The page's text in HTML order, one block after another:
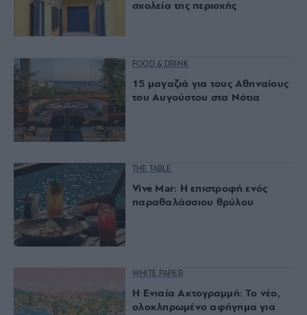
σχολεία της περιοχής
FOOD & DRINK
15 μαγαζιά για τους Αθηναίους
του Αυγούστου στα Νότια
THE TABLE
Vive Mar: Η επιστροφή ενός
παραθαλάσσιου θρύλου
WHITE PAPER
Η Ενιαία Ακτογραμμή: Το νέο,
ολοκληρωμένο αφήγημα για